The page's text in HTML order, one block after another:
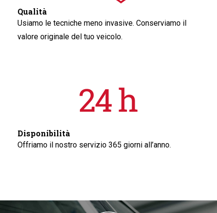
Qualità
Usiamo le tecniche meno invasive. Conserviamo il
valore originale del tuo veicolo.
Disponibilità
Offriamo il nostro servizio 365 giorni all’anno.